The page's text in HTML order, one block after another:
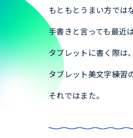
もともとうまい方では
手書きと言っても最近
タブレットに書く際は
タブレット美文字練習
それではまた。